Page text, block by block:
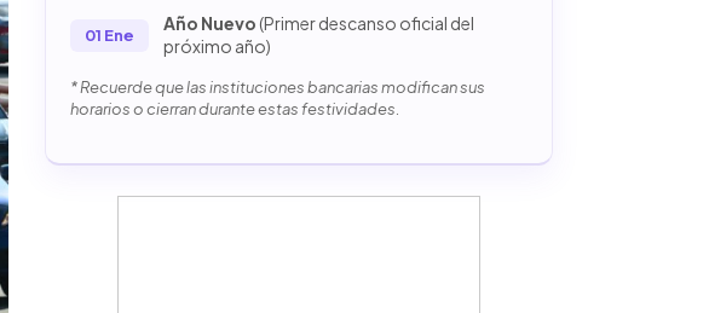
01 Ene
Año Nuevo(Primer descanso oficial del
próximo año)
* Recuerde que las instituciones bancarias modifican sus
horarios o cierran durante estas festividades.